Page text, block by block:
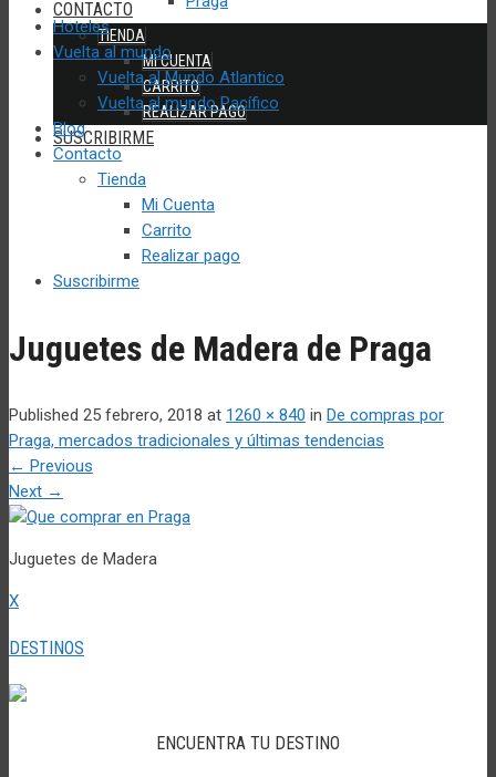
CONTACTO
TIENDA
MI CUENTA
CARRITO
REALIZAR PAGO
SUSCRIBIRME
Hoteles
Vuelta al mundo
Vuelta al Mundo Atlantico
Vuelta al mundo Pacífico
Blog
Contacto
Tienda
Mi Cuenta
Carrito
Realizar pago
Suscribirme
Juguetes de Madera de Praga
Published 25 febrero, 2018 at 1260 × 840 in De compras por
Praga, mercados tradicionales y últimas tendencias
← Previous
Next →
Juguetes de Madera
X
DESTINOS
ENCUENTRA TU DESTINO